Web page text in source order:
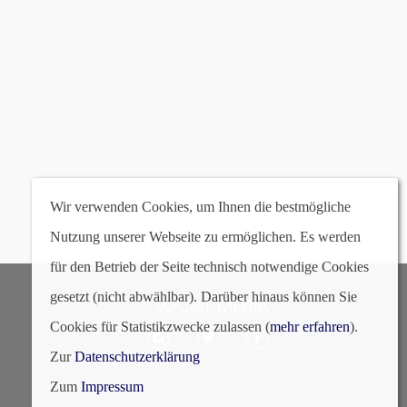
SOCIAL MEDIA
Wir verwenden Cookies, um Ihnen die bestmögliche
Nutzung unserer Webseite zu ermöglichen. Es werden
für den Betrieb der Seite technisch notwendige Cookies
gesetzt (nicht abwählbar). Darüber hinaus können Sie
Cookies für Statistikzwecke zulassen (mehr erfahren).
ZurDatenschutzerklärung
Zum Impressum